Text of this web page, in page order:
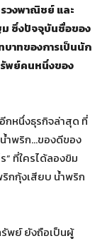
วงพาณิชย์ และ
ซึ่งปัจจุบันชื่อของ
บาทของการเป็นนัก
รัพย์คนหนึ่งของ
กหนึ่งธุรกิจล่าสุด ที่
ำพริก…ของดีของ
ที่ใครได้ลองขิม
กกุ้งเสียบ น้ำพริก
รัพย์ ยังถือเป็นผู้